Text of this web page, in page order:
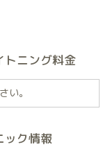
トニング料金
い。
ック情報